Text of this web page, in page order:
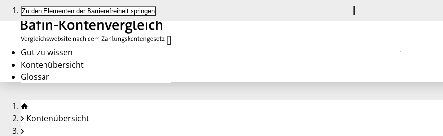
Zu den Elementen der Barrierefreiheit springen
Gut zu wissen
Kontenübersicht
Glossar
Kontenübersicht